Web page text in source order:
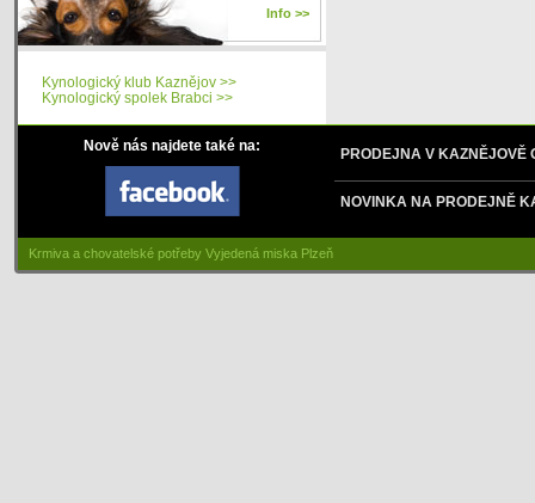
Info >>
Kynologický klub Kaznějov >>
Kynologický spolek Brabci >>
Nově nás najdete také na: PRODEJNA V KAZNĚJOVĚ
NOVINKA NA PRODEJNĚ
Krmiva a chovatelské potřeby Vyjedená miska Plzeň